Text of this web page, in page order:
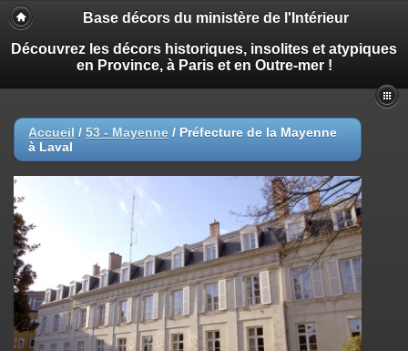
Base décors du ministère de l'Intérieur
Découvrez les décors historiques, insolites et atypiques
en Province, à Paris et en Outre-mer !
Accueil / 53 - Mayenne / Préfecture de la Mayenne
à Laval